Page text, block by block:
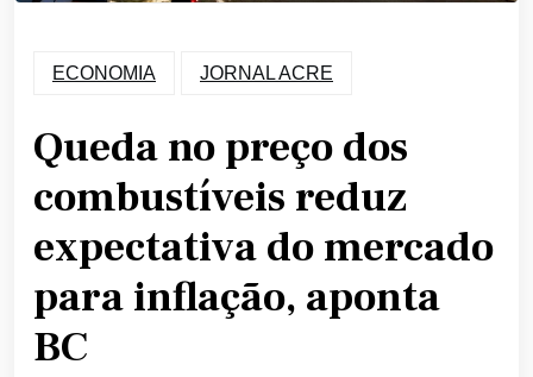
ECONOMIA JORNAL ACRE
Queda no preço dos
combustíveis reduz
expectativa do mercado
para inflação, aponta
BC